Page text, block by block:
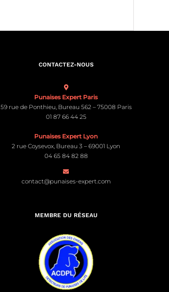
CONTACTEZ-NOUS
Punaises Expert Paris
59 rue de Ponthieu, Bureau 562 – 75008 Paris
01 87 66 44 25
Punaises Expert Lyon
2 rue Coysevox, Bureau 3 – 69001 Lyon
04 65 84 82 88
contact@punaises-expert.com
MEMBRE DU RÉSEAU